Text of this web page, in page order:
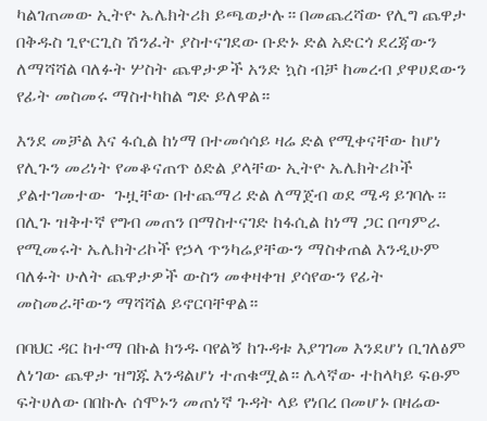
ካልገጠመው ኢትዮ ኤሌክትሪክ ይጫወታሉ። በመጨረሻው የሊግ ጨዋታ
በቅዱስ ጊዮርጊስ ሽንፈት ያስተናገደው ቡድኑ ድል አድርጎ ደረጃውን
ለማሻሻል ባለፉት ሦስት ጨዋታዎች አንድ ኳስ ብቻ ከመረብ ያዋሀደውን
የፊት መስመሩ ማስተካከል ግድ ይለዋል።
እንደ መቻል እና ፋሲል ከነማ በተመሳሳይ ዛሬ ድል የሚቀናቸው ከሆነ
የሊጉን መሪነት የመቆናጠጥ ዕድል ያላቸው ኢትዮ ኤሌክትሪኮች
ያልተገመተው ጉዟቸው በተጨማሪ ድል ለማጀብ ወደ ሜዳ ይገባሉ።
በሊጉ ዝቅተኛ የግብ መጠን በማስተናገድ ከፋሲል ከነማ ጋር በጣምራ
የሚመሩት ኤሌክትሪኮች የኃላ ጥንካሬያቸውን ማስቀጠል እንዲሁም
ባለፉት ሁለት ጨዋታዎች ውስን መቀዛቀዝ ያሳየውን የፊት
መስመራቸውን ማሻሻል ይኖርባቸዋል።
በባህር ዳር ከተማ በኩል ክንዱ ባየልኝ ከጉዳቱ እያገገመ እንደሆነ ቢገለፅም
ለነገው ጨዋታ ዝግጁ እንዳልሆነ ተጠቁሟል። ሌላኛው ተከላካይ ፍፁም
ፍትሀለው በበኩሉ ሰሞኑን መጠነኛ ጉዳት ላይ የነበረ በመሆኑ በዛሬው